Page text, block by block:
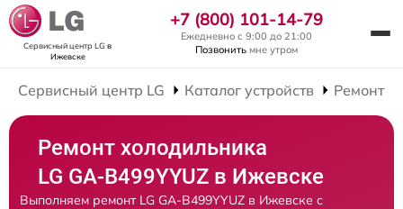
Сервисный центр LG в
Ижевске
+7 (800) 101-14-79
Ежедневно с 9:00 до 21:00
Позвонить мне утром
Сервисный центр LG Каталог устройств Ремонт
Ремонт холодильника
LG GA-B499YYUZ в Ижевске
Выполняем ремонт LG GA-B499YYUZ в Ижевске с